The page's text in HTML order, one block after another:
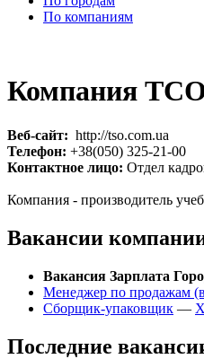
По компаниям
Компания
Веб-сайт: http://tso.com.ua
Телефон: +38(050) 325-21-00
Контактное лицо: Отдел
Компания - производитель
Вакансии
Вакансия Зарплата
Менеджер по продажам
Сборщик-упаковщик —
Последние